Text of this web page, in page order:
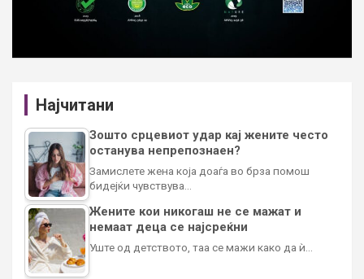
Најчитани
Зошто срцевиот удар кај жените често
останува непрепознаен?
Замислете жена која доаѓа во брза помош
бидејќи чувствува…
Жените кои никогаш не се мажат и
немаат деца се најсреќни
Уште од детството, таа се мажи како да ѝ…